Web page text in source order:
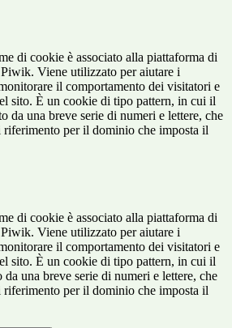
di cookie è associato alla piattaforma di
Viene utilizzato per aiutare i
il comportamento dei visitatori e
sito. È un cookie di tipo pattern, in cui il
da una breve serie di numeri e lettere, che
riferimento per il dominio che imposta il
di cookie è associato alla piattaforma di
Viene utilizzato per aiutare i
il comportamento dei visitatori e
sito. È un cookie di tipo pattern, in cui il
una breve serie di numeri e lettere, che
riferimento per il dominio che imposta il